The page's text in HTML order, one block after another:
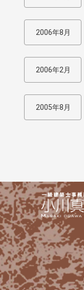
2006年8月
2006年2月
2005年8月